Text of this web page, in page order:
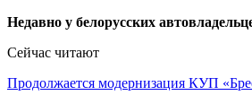
Недавно у белорусских
Сейчас читают
Продолжается модернизация КУП